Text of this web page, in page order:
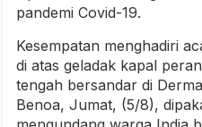
pandemi Covid-19.
Kesempatan menghadiri
di atas geladak kapal
tengah bersandar di
Benoa, Jumat, (5/8),